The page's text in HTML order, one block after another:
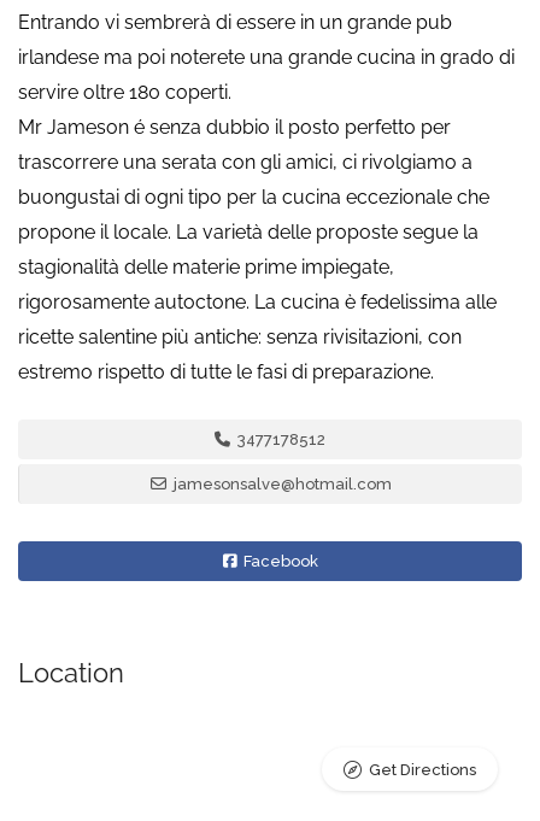
Entrando vi sembrerà di essere in un grande pub
irlandese ma poi noterete una grande cucina in grado di
servire oltre 180 coperti.
Mr Jameson é senza dubbio il posto perfetto per
trascorrere una serata con gli amici, ci rivolgiamo a
buongustai di ogni tipo per la cucina eccezionale che
propone il locale. La varietà delle proposte segue la
stagionalità delle materie prime impiegate,
rigorosamente autoctone. La cucina è fedelissima alle
ricette salentine più antiche: senza rivisitazioni, con
estremo rispetto di tutte le fasi di preparazione.
3477178512
jamesonsalve@hotmail.com
Facebook
Location
Get Directions